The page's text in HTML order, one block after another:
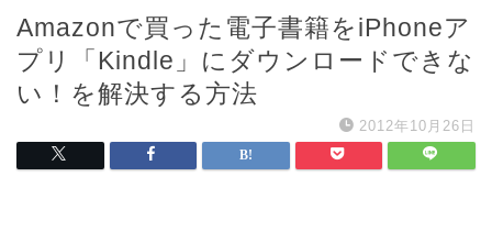
Amazonで買った電子書籍をiPhoneア
プリ「Kindle」にダウンロードできな
い！を解決する方法
2012年10月26日